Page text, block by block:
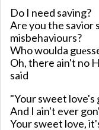
Do I need saving?
Are you the savior
misbehaviours?
Who woulda
Oh, there ain't no
said
"Your sweet love's
And I ain't ever
Your sweet love,